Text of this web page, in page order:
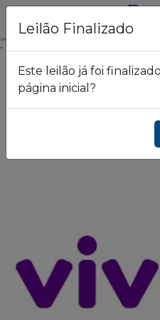
.
Frazão Leilões
Leilão de celulares
Leilão Finalizado
Este leilão já foi
página inicial?